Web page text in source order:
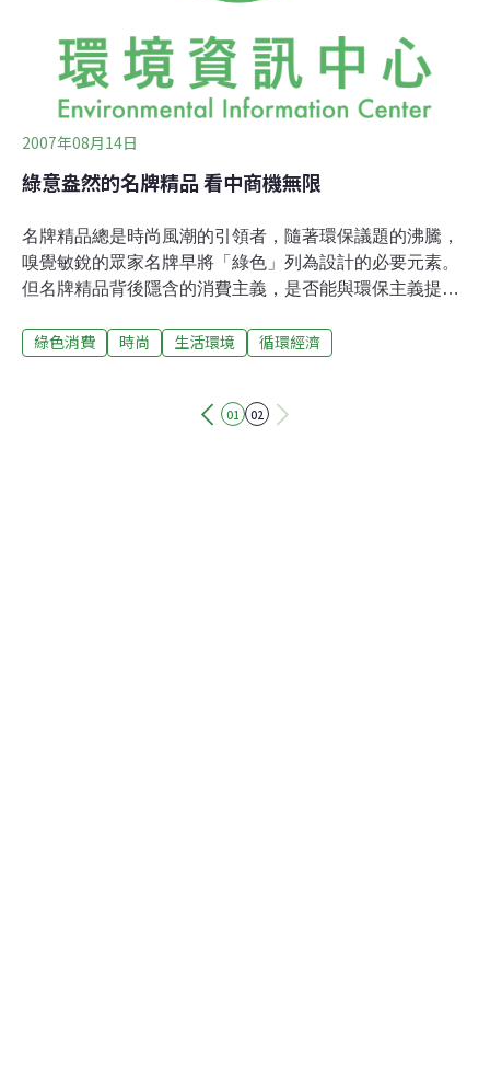
2007年08月14日
綠意盎然的名牌精品 看中商機無限
名牌精品總是時尚風潮的引領者，隨著環保議題的沸騰，
嗅覺敏銳的眾家名牌早將「綠色」列為設計的必要元素。
但名牌精品背後隱含的消費主義，是否能與環保主義提倡
據摩根史坦利分析，全球精品業目前市值約770億英鎊（5
問納匝瑞利（Sanjay Narazelli）的答案是肯定的。例如
綠色消費 時尚 生活環境 循環經濟
01 02